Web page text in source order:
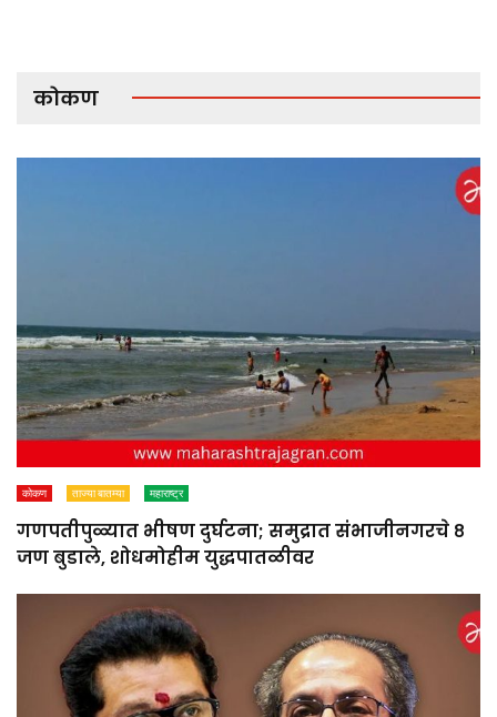
कोकण
कोकण ताज्या बातम्या महाराष्ट्र
गणपतीपुळ्यात भीषण दुर्घटना; समुद्रात संभाजीनगरचे ८
जण बुडाले, शोधमोहीम युद्धपातळीवर